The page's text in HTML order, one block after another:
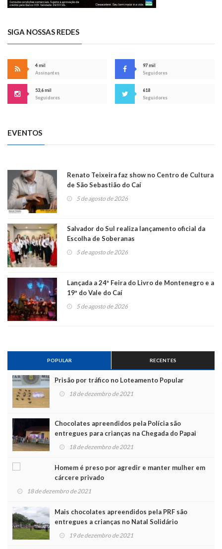
SIGA NOSSAS REDES
4 mil
Assinantes
97 mil
Seguidores
53,6 mil
Seguidores
618
Seguidores
EVENTOS
Renato Teixeira faz show no Centro de Cultura
de São Sebastião do Caí
5 de agosto de 2026
Salvador do Sul realiza lançamento oficial da
Escolha de Soberanas
5 de agosto de 2026
Lançada a 24ª Feira do Livro de Montenegro e a
19ª do Vale do Caí
5 de agosto de 2026
POPULAR RECENTES
Prisão por tráfico no Loteamento Popular
18 de dezembro de 2021
Chocolates apreendidos pela Polícia são
entregues para crianças na Chegada do Papai
Noel
18 de dezembro de 2021
Homem é preso por agredir e manter mulher em
cárcere privado
18 de dezembro de 2021
Mais chocolates apreendidos pela PRF são
entregues a crianças no Natal Solidário
19 de dezembro de 2021